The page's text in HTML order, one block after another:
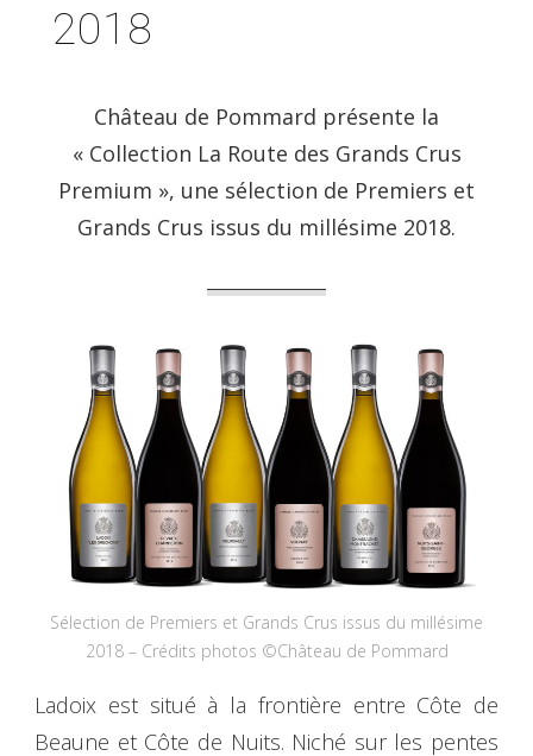
2018
Château de Pommard présente la
« Collection La Route des Grands Crus
Premium », une sélection de Premiers et
Grands Crus issus du millésime 2018.
Sélection de Premiers et Grands Crus issus du millésime
2018 – Crédits photos ©Château de Pommard
Ladoix est situé à la frontière entre Côte de
Beaune et Côte de Nuits. Niché sur les pentes